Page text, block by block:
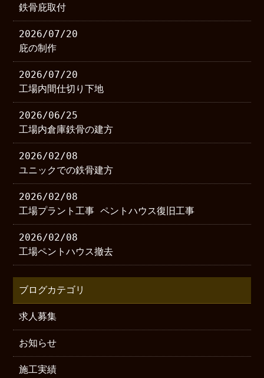
鉄骨庇取付
2026/07/20
庇の制作
2026/07/20
工場内間仕切り下地
2026/06/25
工場内倉庫鉄骨の建方
2026/02/08
ユニックでの鉄骨建方
2026/02/08
工場プラント工事 ペントハウス復旧工事
2026/02/08
工場ペントハウス撤去
ブログカテゴリ
求人募集
お知らせ
施工実績